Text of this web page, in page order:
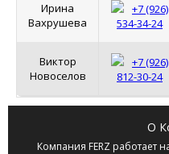
Ирина
Вахрушева
+7 (926)
534-34-24
Виктор
Новоселов
+7 (926)
812-30-24
О
Компания FERZработает